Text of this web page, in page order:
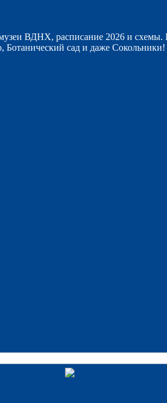
ВДНХ, расписание 2026 и
сад и даже Сокольники!